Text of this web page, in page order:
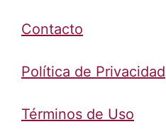
Contacto
Política de Privacidad
Términos de Uso